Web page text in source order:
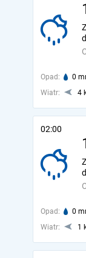
Opad: 0
Wiatr:
4
02:00
Opad: 0
Wiatr:
1